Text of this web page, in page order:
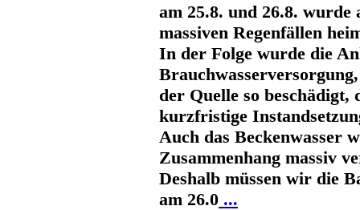
am 25.8. und 26.8. wurde
massiven Regenfällen
In der Folge wurde die
der Quelle so beschädigt,
kurzfristige
Auch das Beckenwasser
Zusammenhang massiv
Deshalb müssen wir die
am 26.0 ...